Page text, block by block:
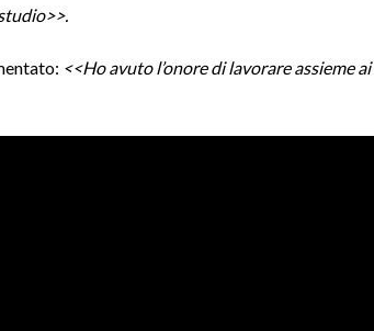
<<Ho avuto l’onore di lavorare assieme ai